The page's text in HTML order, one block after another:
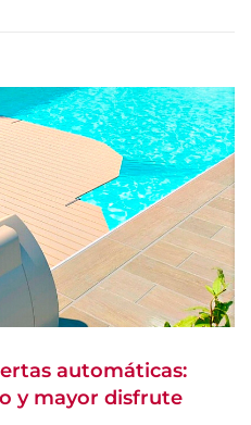
automáticas:
y mayor disfrute